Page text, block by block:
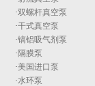
·双螺杆真空泵
·干式真空泵
·镐铝吸气剂泵
· 隔膜泵
·美国进口泵
·水环泵